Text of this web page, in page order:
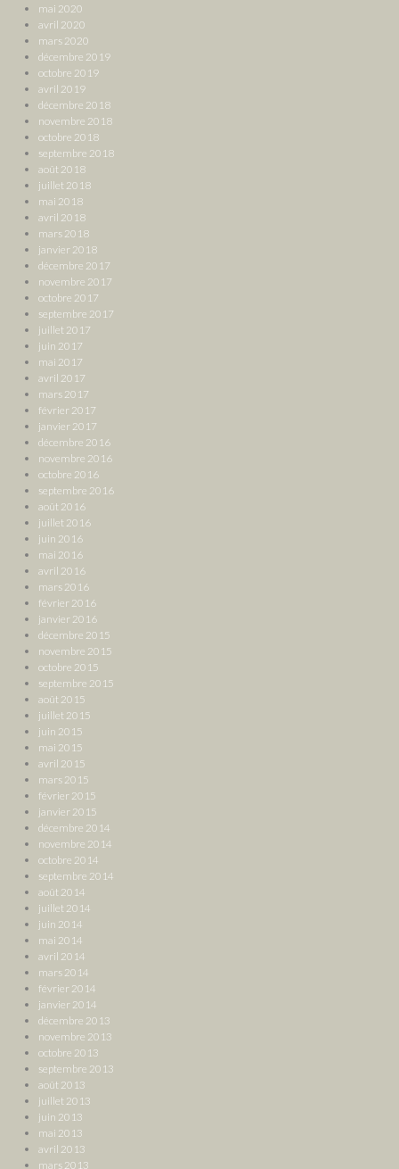
mai 2020
avril 2020
mars 2020
décembre 2019
octobre 2019
avril 2019
décembre 2018
novembre 2018
octobre 2018
septembre 2018
août 2018
juillet 2018
mai 2018
avril 2018
mars 2018
janvier 2018
décembre 2017
novembre 2017
octobre 2017
septembre 2017
juillet 2017
juin 2017
mai 2017
avril 2017
mars 2017
février 2017
janvier 2017
décembre 2016
novembre 2016
octobre 2016
septembre 2016
août 2016
juillet 2016
juin 2016
mai 2016
avril 2016
mars 2016
février 2016
janvier 2016
décembre 2015
novembre 2015
octobre 2015
septembre 2015
août 2015
juillet 2015
juin 2015
mai 2015
avril 2015
mars 2015
février 2015
janvier 2015
décembre 2014
novembre 2014
octobre 2014
septembre 2014
août 2014
juillet 2014
juin 2014
mai 2014
avril 2014
mars 2014
février 2014
janvier 2014
décembre 2013
novembre 2013
octobre 2013
septembre 2013
août 2013
juillet 2013
juin 2013
mai 2013
avril 2013
mars 2013